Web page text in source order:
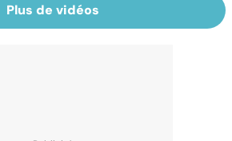
Plus de vidéos